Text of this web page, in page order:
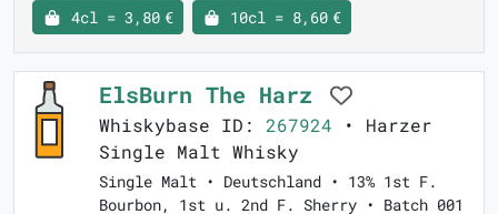
4cl = 3,80 € 10cl = 8,60 €
ElsBurn The Harz
Whiskybase ID: 267924 • Harzer
Single Malt Whisky
Single Malt • Deutschland • 13% 1st F.
Bourbon, 1st u. 2nd F. Sherry • Batch 001